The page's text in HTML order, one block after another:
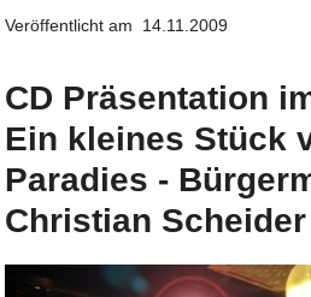
Veröffentlicht am 14.11.2009
CD Präsentation
Ein kleines Stück
Paradies -
Christian Scheider